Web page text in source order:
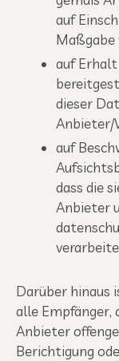
auf
Maßgabe
auf Erhalt
dieser
Anbieter/
auf
dass die
Anbieter
Darüber hinaus
alle Empfänger,
Anbieter
Berichtigung